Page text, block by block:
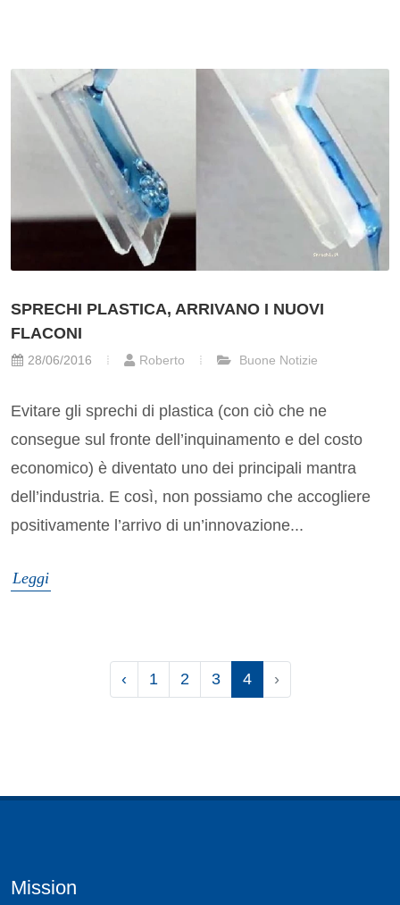
SPRECHI PLASTICA, ARRIVANO I NUOVI
FLACONI
28/06/2016 Roberto Buone Notizie
Evitare gli sprechi di plastica (con ciò che ne
consegue sul fronte dell’inquinamento e del costo
economico) è diventato uno dei principali mantra
dell’industria. E così, non possiamo che accogliere
positivamente l’arrivo di un’innovazione...
Leggi
‹ 1 2 3 4 ›
Mission